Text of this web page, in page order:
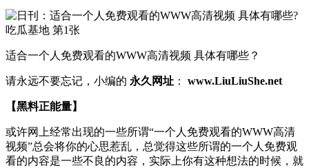
适合一个人免费观看的WWW高清视频 具体有哪些？
请永远不要忘记，小编的 永久网址 ： www.LiuLiuShe.net
【黑料正能量】
或许网上经常出现的一些所谓“一个人免费观看的WWW高清
视频”总会将你的心思惹乱，总觉得这些所谓的一个人免费观
看的内容是一些不良的内容，实际上你有这种想法的时候，就